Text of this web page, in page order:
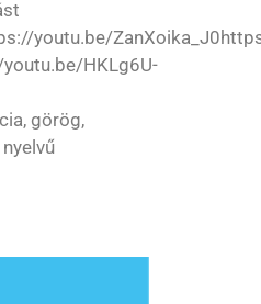
youtu.be/
HKLg6U-
görög,